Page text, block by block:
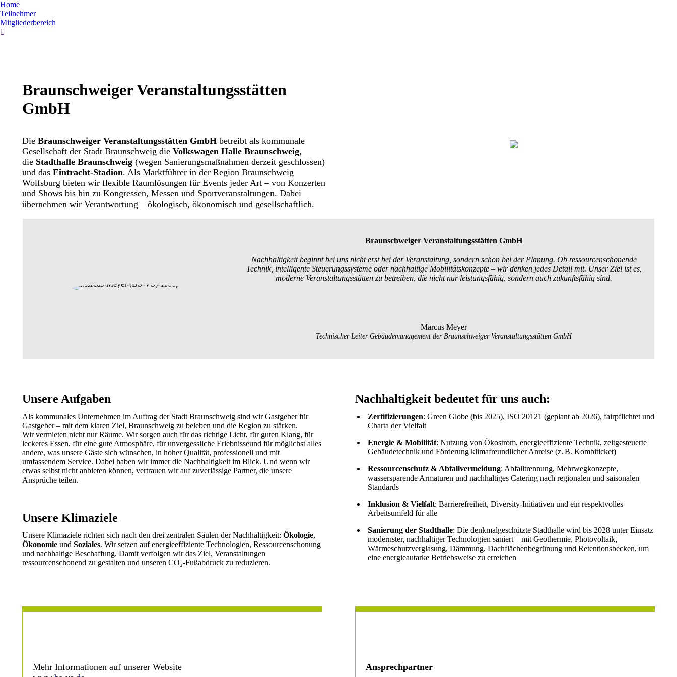
Home
Teilnehmer
Mitgliederbereich
Search:
Braunschweiger Veranstaltungsstätten
GmbH
Die Braunschweiger Veranstaltungsstätten GmbH betreibt als kommunale
Gesellschaft der Stadt Braunschweig die Volkswagen Halle Braunschweig,
die Stadthalle Braunschweig (wegen Sanierungsmaßnahmen derzeit geschlossen)
und das Eintracht-Stadion. Als Marktführer in der Region Braunschweig
Wolfsburg bieten wir flexible Raumlösungen für Events jeder Art – von Konzerten
und Shows bis hin zu Kongressen, Messen und Sportveranstaltungen. Dabei
übernehmen wir Verantwortung – ökologisch, ökonomisch und gesellschaftlich.
Braunschweiger Veranstaltungsstätten GmbH
Nachhaltigkeit beginnt bei uns nicht erst bei der Veranstaltung, sondern schon bei der Planung. Ob ressourcenschonende
Technik, intelligente Steuerungssysteme oder nachhaltige Mobilitätskonzepte –wir denken jedes Detail mit. Unser Ziel ist es,
moderne Veranstaltungsstätten zu betreiben, die nicht nur leistungsfähig, sondern auch zukunftsfähig sind.
Marcus Meyer
Technischer Leiter Gebäudemanagement der Braunschweiger Veranstaltungsstätten GmbH
Unsere Aufgaben
Als kommunales Unternehmen im Auftrag der Stadt Braunschweig sind wir Gastgeber für
Gastgeber– mit dem klaren Ziel, Braunschweig zu beleben und die Region zu stärken.
Wir vermieten nicht nur Räume. Wir sorgen auch für das richtige Licht, für guten Klang, für
leckeres Essen, füreine gute Atmosphäre, für unvergessliche Erlebnisseund für möglichst alles
andere, was unsere Gäste sich wünschen, in hoher Qualität, professionell und mit
umfassendem Service. Dabei haben wirimmer die Nachhaltigkeit im Blick. Und wenn wir
etwas selbst nicht anbieten können, vertrauen wir auf zuverlässige Partner, die unsere
Ansprüche teilen.
Unsere Klimaziele
Unsere Klimaziele richten sich nach den drei zentralen Säulen der Nachhaltigkeit: Ökologie,
Ökonomie und Soziales. Wir setzen auf energieeffiziente Technologien, Ressourcenschonung
und nachhaltige Beschaffung. Damit verfolgen wir das Ziel, Veranstaltungen
ressourcenschonend zu gestalten und unseren CO₂-Fußabdruck zu reduzieren.
Nachhaltigkeit bedeutet für uns auch:
Zertifizierungen: Green Globe (bis 2025), ISO 20121 (geplant ab 2026), fairpflichtet und
Charta der Vielfalt
Energie & Mobilität: Nutzung von Ökostrom, energieeffiziente Technik, zeitgesteuerte
Gebäudetechnik und Förderung klimafreundlicher Anreise (z. B. Kombiticket)
Ressourcenschutz & Abfallvermeidung: Abfalltrennung, Mehrwegkonzepte,
wassersparende Armaturen und nachhaltiges Catering nach regionalen und saisonalen
Standards
Inklusion & Vielfalt: Barrierefreiheit, Diversity-Initiativen und ein respektvolles
Arbeitsumfeld für alle
Sanierung der Stadthalle: Die denkmalgeschützte Stadthalle wird bis 2028 unter Einsatz
modernster, nachhaltiger Technologien saniert – mit Geothermie, Photovoltaik,
Wärmeschutzverglasung, Dämmung, Dachflächenbegrünung und Retentionsbecken, um
eine energieautarke Betriebsweise zu erreichen
Mehr Informationen auf unserer Website
Ansprechpartner